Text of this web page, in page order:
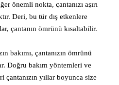
önemli nokta, çantanızı aşırı
Deri, bu tür dış etkenlere
çantanın ömrünü kısaltabilir.
bakımı, çantanızın ömrünü
Doğru bakım yöntemleri ve
çantanızın yıllar boyunca size